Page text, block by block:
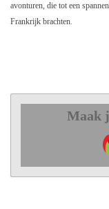
avonturen, die tot een
Frankrijk brachten.
Maak